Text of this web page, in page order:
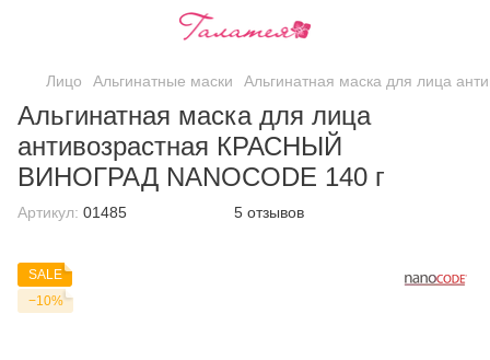
Лицо Альгинатные маски Альгинатная маска для лица
Альгинатная маска для лица
антивозрастная КРАСНЫЙ
ВИНОГРАД NANOCODE 140 г
Артикул: 01485 5 отзывов
SALE
−10%